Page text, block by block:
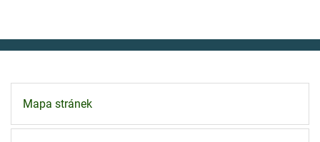
Mapa stránek